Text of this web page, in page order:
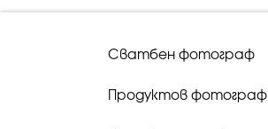
Сватбен фотограф
Продуктов фотограф